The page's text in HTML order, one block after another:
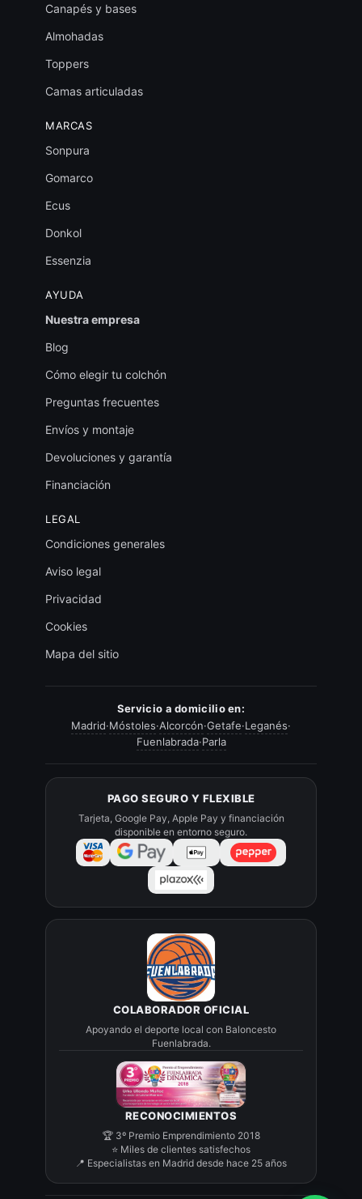
Canapés y bases
Almohadas
Toppers
Camas articuladas
MARCAS
Sonpura
Gomarco
Ecus
Donkol
Essenzia
AYUDA
Nuestra empresa
Blog
Cómo elegir tu colchón
Preguntas frecuentes
Envíos y montaje
Devoluciones y garantía
Financiación
LEGAL
Condiciones generales
Aviso legal
Privacidad
Cookies
Mapa del sitio
Servicio a domicilio en:
Madrid·Móstoles·Alcorcón·Getafe·Leganés·
Fuenlabrada·Parla
PAGO SEGURO Y FLEXIBLE
Tarjeta, Google Pay, Apple Pay y financiación
disponible en entorno seguro.
COLABORADOR OFICIAL
Apoyando el deporte local con Baloncesto
Fuenlabrada.
RECONOCIMIENTOS
🏆 3º Premio Emprendimiento 2018
⭐ Miles de clientes satisfechos
📍 Especialistas en Madrid desde hace 25 años